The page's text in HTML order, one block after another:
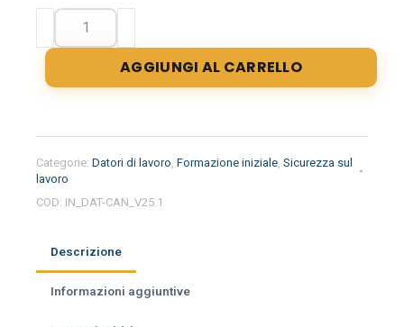
Sicurezza
cantieri
alla
formazione
iniziale
per
lavoro
quantità
AGGIUNGI AL CARRELLO
Categorie: Datori di lavoro, Formazione iniziale, Sicurezza sul
lavoro
COD: IN_DAT-CAN_V25.1
Descrizione
Informazioni aggiuntive